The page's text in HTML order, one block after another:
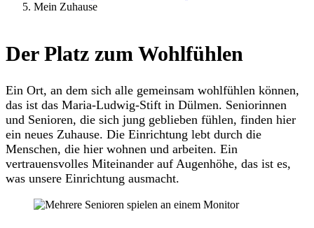
Mein Zuhause
Der Platz zum Wohlfühlen
Ein Ort, an dem sich alle gemeinsam wohlfühlen können,
das ist das Maria-Ludwig-Stift in Dülmen. Seniorinnen
und Senioren, die sich jung geblieben fühlen, finden hier
ein neues Zuhause. Die Einrichtung lebt durch die
Menschen, die hier wohnen und arbeiten. Ein
vertrauensvolles Miteinander auf Augenhöhe, das ist es,
was unsere Einrichtung ausmacht.